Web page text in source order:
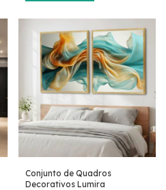
Conjunto de Quadros
Decorativos Lumira